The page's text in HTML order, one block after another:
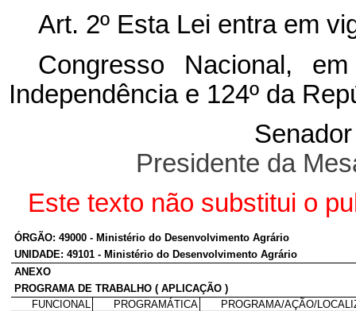
Art. 2º Esta Lei entra em
Congresso Nacional,
Independência e 124º da
Presidente da
Este texto não substitui o
ÓRGÃO: 49000 - Ministério do Desenvolvimento Agrário
UNIDADE: 49101 - Ministério do Desenvolvimento Agrário
ANEXO
PROGRAMA DE TRABALHO ( APLICAÇÃO )
FUNCIONAL
PROGRAMÁTICA
PROGRAMA/AÇÃO/